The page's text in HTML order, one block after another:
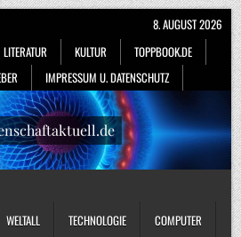
LITERATUR KULTUR
TOPPBOOK.DE
IMPRESSUM U. DATENSCHUTZ
8. AUGUST 2026
WELTALL TECHNOLOGIE COMPUTER